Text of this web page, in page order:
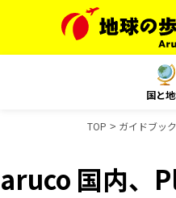
国と
TOP ガイドブック
aruco 国内、